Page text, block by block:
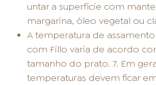
untar a superfície com
margarina, óleo vegetal ou
A temperatura de
com Fillo varia de acordo
tamanho do prato. 7. Em
temperaturas devem ficar